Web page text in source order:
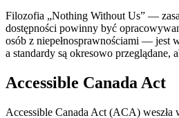
Filozofia „Nothing Without Us” —
dostępności powinny być
osób z niepełnosprawnościami — jest
a standardy są okresowo przeglądane,
Accessible Canada Act
Accessible Canada Act (ACA)